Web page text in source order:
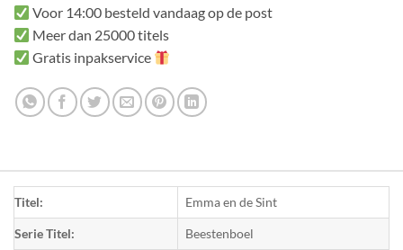
Voor 14:00 besteld vandaag op de post
Meer dan 25000 titels
Gratis inpakservice
Titel: Emma en de Sint
Serie Titel: Beestenboel